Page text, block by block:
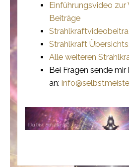
Einführungsvideo
Beiträge
Strahlkraft
Alle weiteren
Bei Fragen sende
an: